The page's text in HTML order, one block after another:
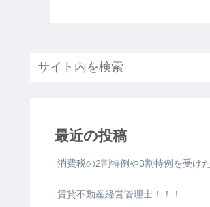
最近の投稿
消費税の2割特例や3割特例を受け
賃貸不動産経営管理士！！！